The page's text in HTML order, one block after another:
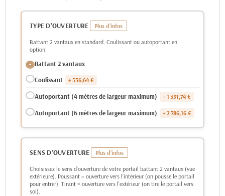
TYPE D'OUVERTURE
Battant 2 vantaux en standard. Coulissant ou autoportant en
option.
Battant 2 vantaux
Coulissant
+ 536,64 €
Autoportant (4 mètres de largeur maximum) + 1 351,74 €
Autoportant (6 mètres de largeur maximum) + 2 786,16 €
SENS D'OUVERTURE
Choisissez le sens d'ouverture de votre portail battant 2 vantaux (vue
extérieure). Poussant = ouverture vers l'intérieur (on pousse le portail
pour entrer). Tirant = ouverture vers l'extérieur (on tire le portail vers
soi).